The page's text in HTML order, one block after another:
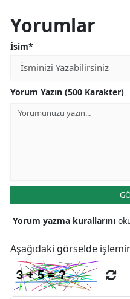
Yorumlar
İsim*
Yorum Yazın (500 Karakter)
Yorum yazma kurallarını
Aşağıdaki görselde